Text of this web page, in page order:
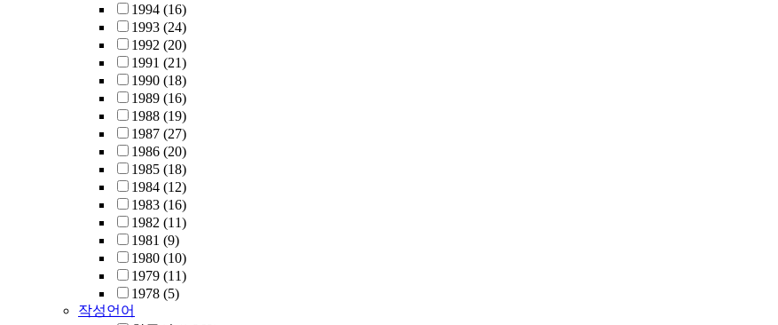
1994 (16)
1993 (24)
1992 (20)
1991 (21)
1990 (18)
1989 (16)
1988 (19)
1987 (27)
1986 (20)
1985 (18)
1984 (12)
1983 (16)
1982 (11)
1981 (9)
1980 (10)
1979 (11)
1978 (5)
작성언어